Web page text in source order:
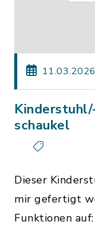
11.03.2026
schaukel
Dieser
mir gefertigt
Funktionen auf: